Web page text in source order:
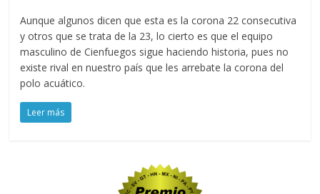
Aunque algunos dicen que esta es la corona 22 consecutiva
y otros que se trata de la 23, lo cierto es que el equipo
masculino de Cienfuegos sigue haciendo historia, pues no
existe rival en nuestro país que les arrebate la corona del
polo acuático.
Leer más